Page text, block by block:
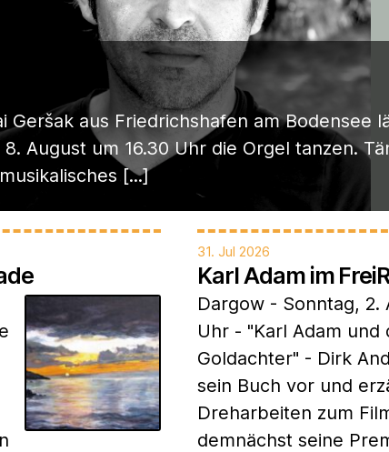
Geršak aus Friedrichshafen am Bodensee
August um 16.30 Uhr die Orgel tanzen.
[...]
31. Jul 2026
Karl Adam im
Dargow - Sonntag, 2.
Uhr - "Karl Adam und
Goldachter" - Dirk
sein Buch vor und
Dreharbeiten zum
demnächst seine